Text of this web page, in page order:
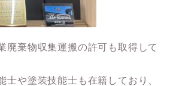
廃棄物収集運搬の許可も取得して
士や塗装技能士も在籍しており、